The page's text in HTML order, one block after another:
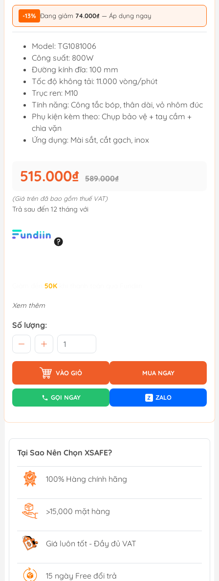
-13% Đang giảm 74.000₫ — Áp dụng ngay
Model: TG1081006
Công suất: 800W
Đường kính đĩa: 100 mm
Tốc độ không tải: 11.000 vòng/phút
Trục ren: M10
Tính năng: Công tắc bóp, thân dài, vỏ nhôm đúc
Phụ kiện kèm theo: Chụp bảo vệ + tay cầm +
chìa vặn
Ứng dụng: Mài sắt, cắt gạch, inox
515.000₫ 589.000₫
(Giá trên đã bao gồm thuế VAT)
Trả sau đến 12 tháng với
50K
Xem thêm
Số lượng:
VÀO GIỎ MUA NGAY
GỌI NGAY Z ZALO
Tại Sao Nên Chọn XSAFE?
100% Hàng chính hãng
>15,000 mặt hàng
Giá luôn tốt - Đầy đủ VAT
15 ngày Free đổi trả